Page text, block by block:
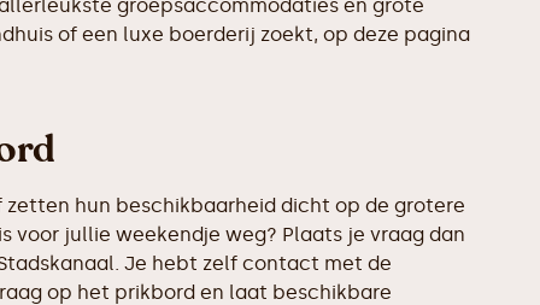
groepsaccommodaties en grote
of een luxe boerderij zoekt, op deze pagina
hun beschikbaarheid dicht op de grotere
voor jullie weekendje weg? Plaats je vraag dan
Je hebt zelf contact met de
op het prikbord en laat beschikbare